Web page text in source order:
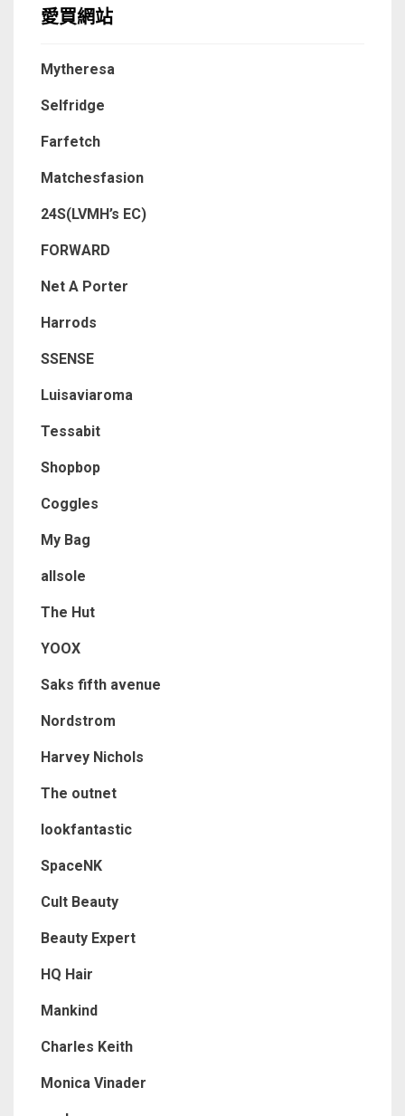
愛買網站
Mytheresa
Selfridge
Farfetch
Matchesfasion
24S(LVMH’s EC)
FORWARD
Net A Porter
Harrods
SSENSE
Luisaviaroma
Tessabit
Shopbop
Coggles
My Bag
allsole
The Hut
YOOX
Saks fifth avenue
Nordstrom
Harvey Nichols
The outnet
lookfantastic
SpaceNK
Cult Beauty
Beauty Expert
HQ Hair
Mankind
Charles Keith
Monica Vinader